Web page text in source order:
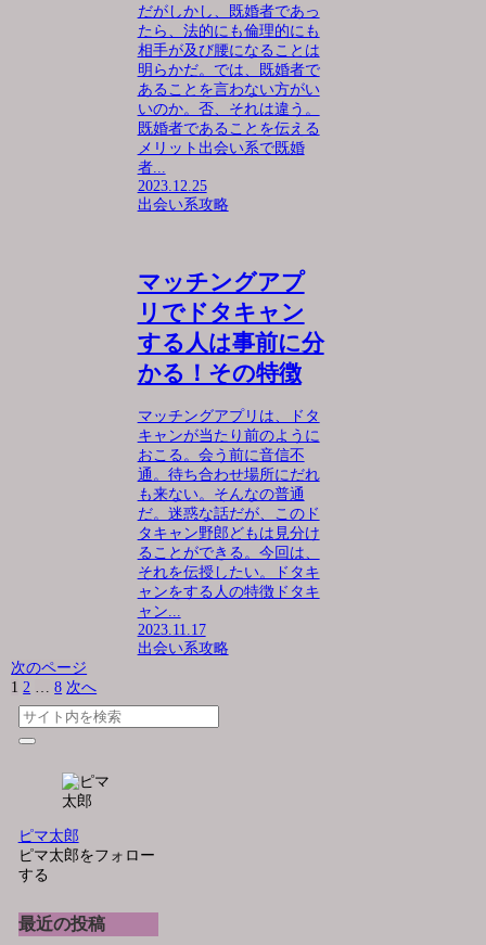
だがしかし、既婚者であっ
たら、法的にも倫理的にも
相手が及び腰になることは
明らかだ。では、既婚者で
あることを言わない方がい
いのか。否、それは違う。
既婚者であることを伝える
メリット出会い系で既婚
者...
2023.12.25
出会い系攻略
マッチングアプ
リでドタキャン
する人は事前に分
かる！その特徴
マッチングアプリは、ドタ
キャンが当たり前のように
おこる。会う前に音信不
通。待ち合わせ場所にだれ
も来ない。そんなの普通
だ。迷惑な話だが、このド
タキャン野郎どもは見分け
ることができる。今回は、
それを伝授したい。ドタキ
ャンをする人の特徴ドタキ
ャン...
2023.11.17
出会い系攻略
次のページ
1 2 … 8 次へ
ピマ太郎
ピマ太郎をフォロー
する
最近の投稿